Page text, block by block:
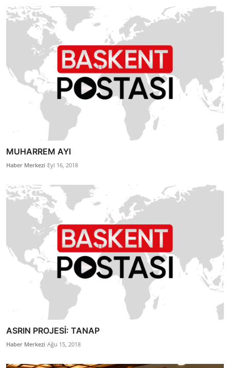
MUHARREM AYI
Haber Merkezi Eyl 16, 2018
ASRIN PROJESİ: TANAP
Haber Merkezi Ağu 15, 2018